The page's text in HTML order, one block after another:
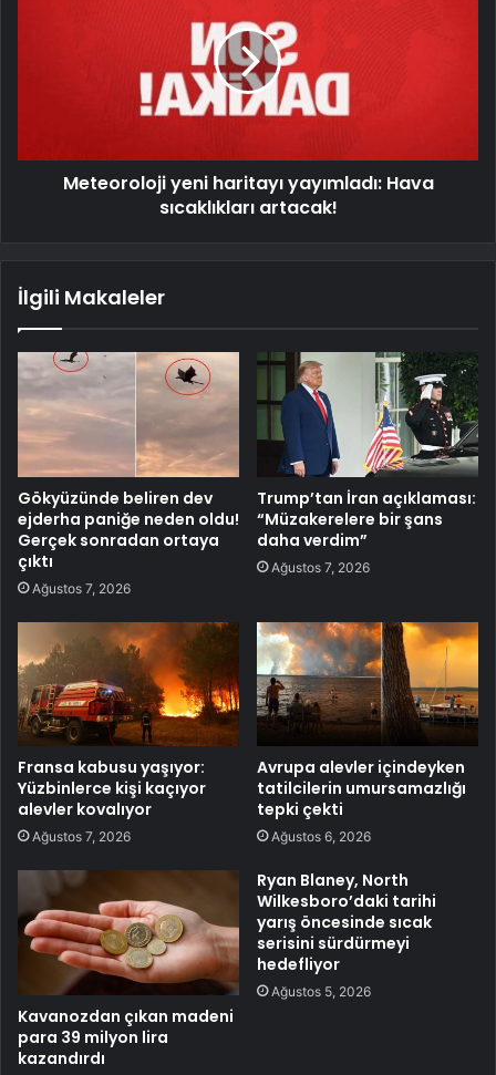
Meteoroloji yeni haritayı yayımladı: Hava
sıcaklıkları artacak!
İlgili Makaleler
Gökyüzünde beliren dev
ejderha paniğe neden oldu!
Gerçek sonradan ortaya
çıktı
Ağustos 7, 2026
Trump’tan İran açıklaması:
“Müzakerelere bir şans
daha verdim”
Ağustos 7, 2026
Fransa kabusu yaşıyor:
Yüzbinlerce kişi kaçıyor
alevler kovalıyor
Ağustos 7, 2026
Avrupa alevler içindeyken
tatilcilerin umursamazlığı
tepki çekti
Ağustos 6, 2026
Kavanozdan çıkan madeni
para 39 milyon lira
kazandırdı
Ryan Blaney, North
Wilkesboro’daki tarihi
yarış öncesinde sıcak
serisini sürdürmeyi
hedefliyor
Ağustos 5, 2026